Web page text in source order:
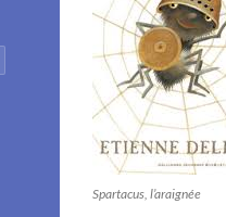
Spartacus, l’araignée